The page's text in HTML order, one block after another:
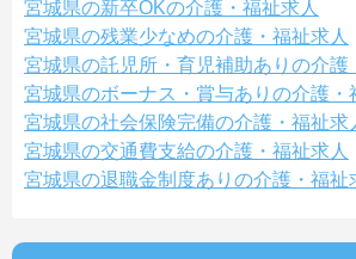
宮城県の新卒OKの介護・福祉求人
宮城県の残業少なめの介護・福祉求人
宮城県の託児所・育児補助ありの介護
宮城県のボーナス・賞与ありの介護・
宮城県の社会保険完備の介護・福祉求
宮城県の交通費支給の介護・福祉求人
宮城県の退職金制度ありの介護・福祉